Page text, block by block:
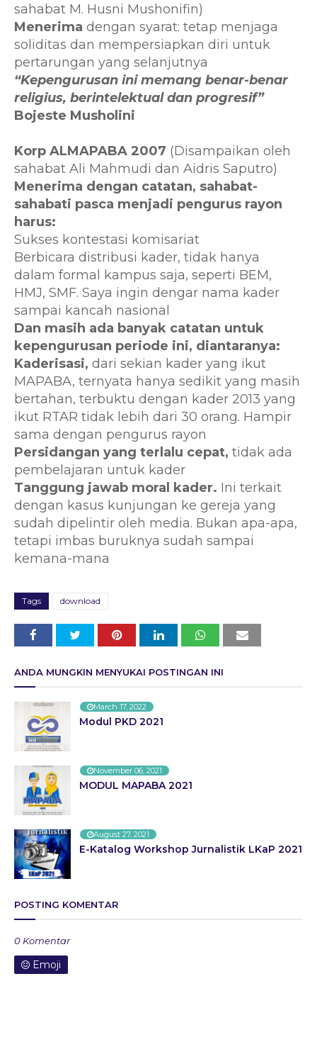
sahabat M. Husni Mushonifin)
Menerima dengan syarat: tetap menjaga
soliditas dan mempersiapkan diri untuk
pertarungan yang selanjutnya
“Kepengurusan ini memang benar-benar
religius, berintelektual dan progresif”
Bojeste Musholini
Korp ALMAPABA 2007 (Disampaikan oleh
sahabat Ali Mahmudi dan Aidris Saputro)
Menerima dengan catatan, sahabat-
sahabati pasca menjadi pengurus rayon
harus:
Sukses kontestasi komisariat
Berbicara distribusi kader, tidak hanya
dalam formal kampus saja, seperti BEM,
HMJ, SMF. Saya ingin dengar nama kader
sampai kancah nasional
Dan masih ada banyak catatan untuk
kepengurusan periode ini, diantaranya:
Kaderisasi, dari sekian kader yang ikut
MAPABA, ternyata hanya sedikit yang masih
bertahan, terbuktu dengan kader 2013 yang
ikut RTAR tidak lebih dari 30 orang. Hampir
sama dengan pengurus rayon
Persidangan yang terlalu cepat, tidak ada
pembelajaran untuk kader
Tanggung jawab moral kader. Ini terkait
dengan kasus kunjungan ke gereja yang
sudah dipelintir oleh media. Bukan apa-apa,
tetapi imbas buruknya sudah sampai
kemana-mana
Tags download
ANDA MUNGKIN MENYUKAI POSTINGAN INI
March 17, 2022
Modul PKD 2021
November 06, 2021
MODUL MAPABA 2021
August 27, 2021
E-Katalog Workshop Jurnalistik LKaP 2021
POSTING KOMENTAR
0 Komentar
Emoji